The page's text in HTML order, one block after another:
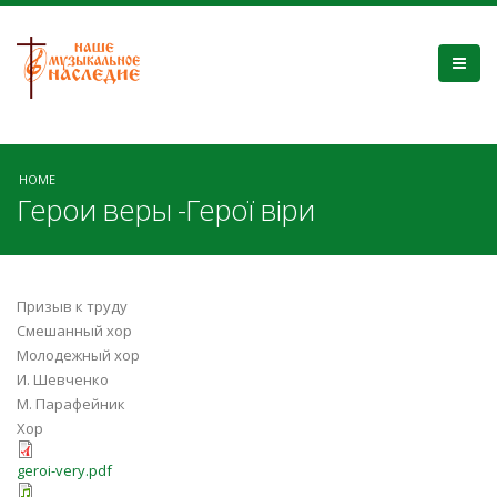
HOME
Герои веры -Герої віри
Призыв к труду
Смешанный хор
Молодежный хор
И. Шевченко
М. Парафейник
Хор
geroi-very.pdf